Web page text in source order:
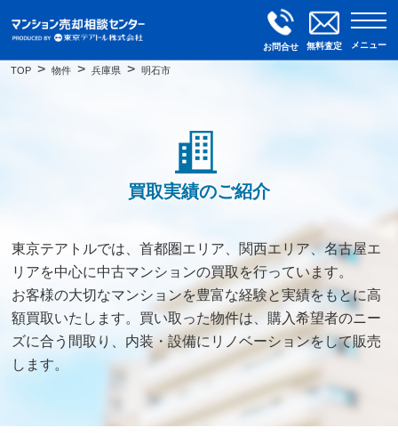
お問合せ 無料査定 メニュー
TOP 物件 兵庫県 明石市
買取実績のご紹介
東京テアトルでは、首都圏エリア、関西エリア、名古屋エ
リアを中心に中古マンションの買取を行っています。
お客様の大切なマンションを豊富な経験と実績をもとに高
額買取いたします。買い取った物件は、購入希望者のニー
ズに合う間取り、内装・設備にリノベーションをして販売
します。